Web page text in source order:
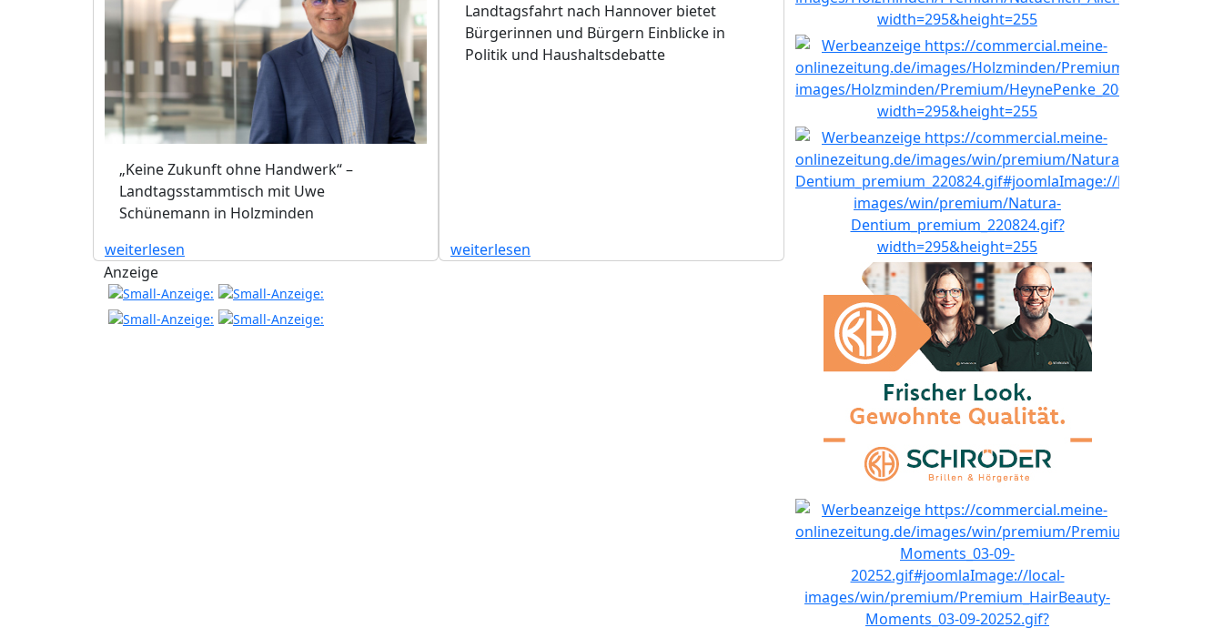
„Keine Zukunft ohne Handwerk“ –
Landtagsstammtisch mit Uwe
Schünemann in Holzminden
weiterlesen
Landtagsfahrt nach Hannover bietet
Bürgerinnen und Bürgern Einblicke in
Politik und Haushaltsdebatte
weiterlesen
Anzeige